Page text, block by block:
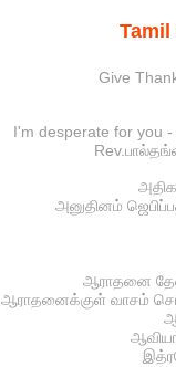
Give
I'm desperate for you
அனுதினம்
ஆராதனை
ஆராதனைக்குள் வாசம்